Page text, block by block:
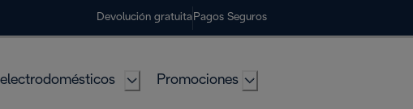
Devolución gratuita Pagos Seguros
Promociones